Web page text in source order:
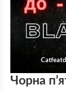
Чорна